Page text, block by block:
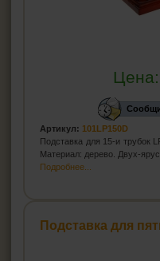
Цена:
Артикул: 101LP150D
Подставка для 15-и трубок
Материал: дерево. Двух-
Подробнее...
Подставка для